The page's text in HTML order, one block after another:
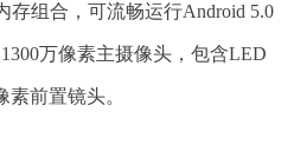
存组合，可流畅运行Android 5.0
万像素主摄像头，包含LED
前置镜头。